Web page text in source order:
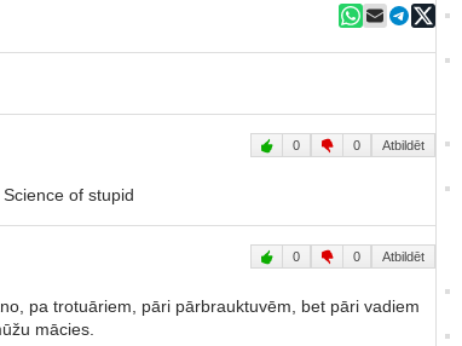
0 0 Atbildēt
of stupid
0 0 Atbildēt
pa trotuāriem, pāri pārbrauktuvēm, bet pāri vadiem
mācies.